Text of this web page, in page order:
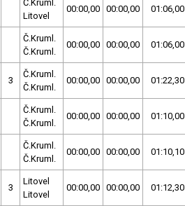
Č.Kruml.
Litovel
00:00,00 00:00,00 01:06,00
Č.Kruml.
Č.Kruml.
00:00,00 00:00,00 01:06,00
3
Č.Kruml.
Č.Kruml.
00:00,00 00:00,00 01:22,30
Č.Kruml.
Č.Kruml.
00:00,00 00:00,00 01:10,00
Č.Kruml.
Č.Kruml.
00:00,00 00:00,00 01:10,10
3
Litovel
Litovel
00:00,00 00:00,00 01:12,30